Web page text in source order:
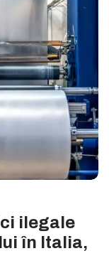
ilegale
în Italia,